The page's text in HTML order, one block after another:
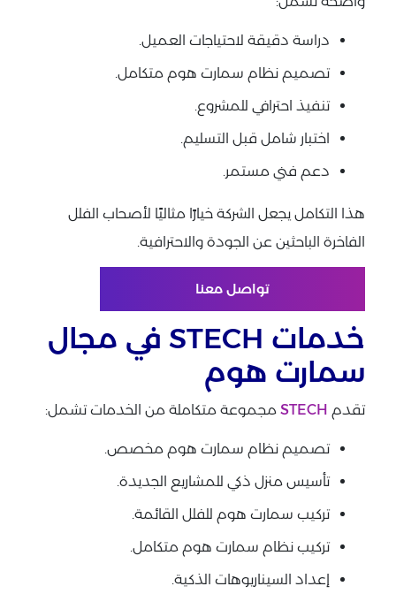
دراسة دقيقة لاحتياجات العميل.
تصميم نظام سمارت هوم متكامل.
تنفيذ احترافي للمشروع.
اختبار شامل قبل التسليم.
دعم فني مستمر.
هذا التكامل يجعل الشركة خيارًا مثاليًا لأصحاب الفلل
الفاخرة الباحثين عن الجودة والاحترافية.
تواصل معنا
خدمات STECH في مجال
سمارت هوم
تقدم STECH مجموعة متكاملة من الخدمات تشمل:
تصميم نظام سمارت هوم مخصص.
تأسيس منزل ذكي للمشاريع الجديدة.
تركيب سمارت هوم للفلل القائمة.
تركيب نظام سمارت هوم متكامل.
إعداد السيناريوهات الذكية.